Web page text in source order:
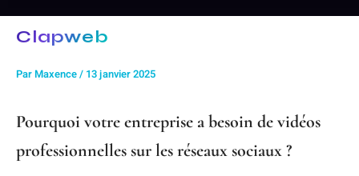
Clapweb
ParMaxence/ 13 janvier 2025
Pourquoi votre entreprise a besoin de vidéos
professionnelles sur les réseaux sociaux ?